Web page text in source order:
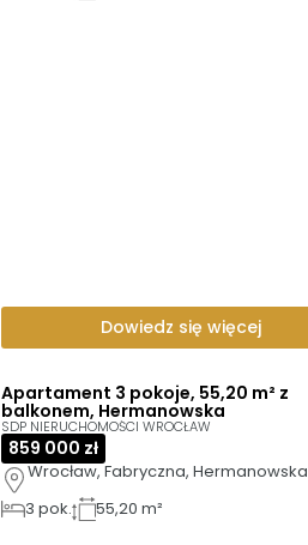
Dowiedz się więcej
Apartament 3 pokoje, 55,20 m² z
balkonem, Hermanowska
SDP NIERUCHOMOŚCI WROCŁAW
859 000 zł
Wrocław, Fabryczna, Hermanowska
3 pok. 55,20 m²